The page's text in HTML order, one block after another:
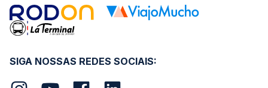
SIGA NOSSAS REDES SOCIAIS: